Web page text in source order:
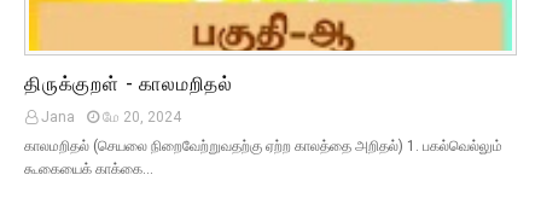
திருக்குறள் - காலமறிதல்
Jana
மே 20, 2024
காலமறிதல் (செயலை நிறைவேற்றுவதற்கு ஏற்ற காலத்தை அறிதல்) 1. பகல்வெல்லும்
கூகையைக் காக்கை…